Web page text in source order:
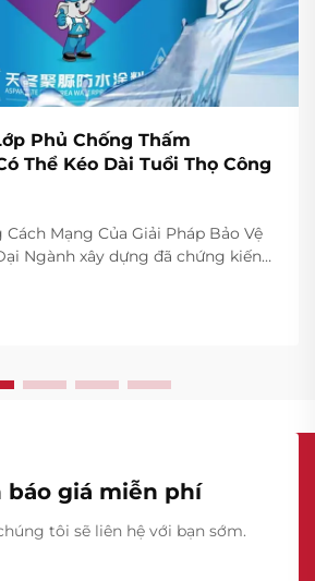
Phủ Chống Thấm
Thể Kéo Dài Tuổi Thọ Công
Mạng Của Giải Pháp Bảo Vệ
Ngành xây dựng đã chứng kiến
phủ chống thấm polyurethane nổi
đột phá cho việc bảo vệ cấu
báo giá miễn phí
tôi sẽ liên hệ với bạn sớm.